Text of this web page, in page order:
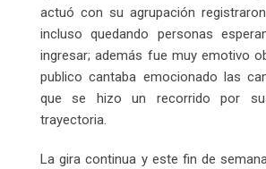
actuó con su agrupación
incluso quedando personas
ingresar; además fue muy emotivo
publico cantaba emocionado las
que se hizo un recorrido por
trayectoria.
La gira continua y este fin de